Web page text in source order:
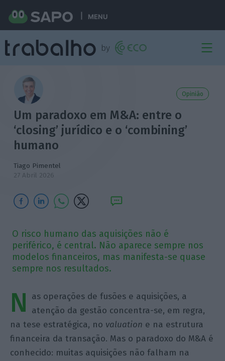
MENU
Opinião
Um paradoxo em M&A: entre o
‘closing’ jurídico e o ‘combining’
humano
Tiago Pimentel
27 Abril 2026
O risco humano das aquisições não é
periférico, é central. Não aparece sempre nos
modelos financeiros, mas manifesta-se quase
sempre nos resultados.
N
as operações de fusões e aquisições, a
atenção da gestão concentra-se, em regra,
na tese estratégica, no valuation e na estrutura
financeira da transação. Mas o paradoxo do M&A é
conhecido: muitas aquisições não falham na